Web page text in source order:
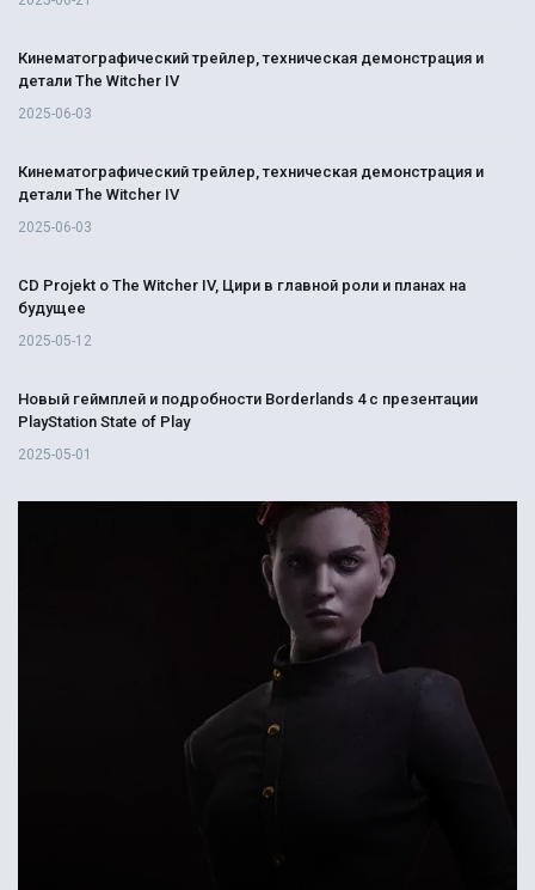
Кинематографический трейлер, техническая демонстрация и
детали The Witcher IV
2025-06-03
Кинематографический трейлер, техническая демонстрация и
детали The Witcher IV
2025-06-03
CD Projekt о The Witcher IV, Цири в главной роли и планах на
будущее
2025-05-12
Новый геймплей и подробности Borderlands 4 с презентации
PlayStation State of Play
2025-05-01